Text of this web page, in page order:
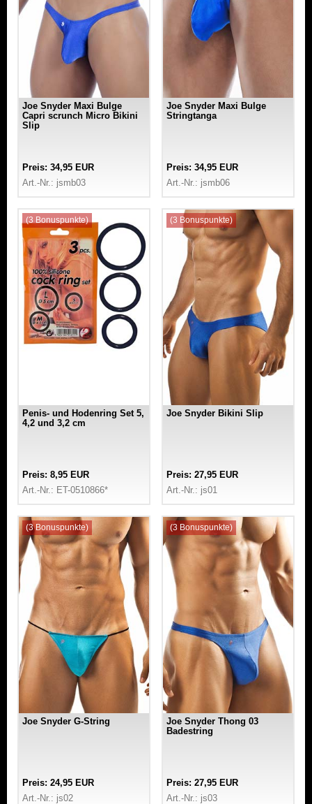
Joe Snyder Maxi Bulge
Capri scrunch Micro Bikini
Slip
Preis: 34,95 EUR
Art.-Nr.: jsmb03
Joe Snyder Maxi Bulge
Stringtanga
Preis: 34,95 EUR
Art.-Nr.: jsmb06
(3 Bonuspunkte)
Penis- und Hodenring Set 5,
4,2 und 3,2 cm
Preis: 8,95 EUR
Art.-Nr.: ET-0510866*
(3 Bonuspunkte)
Joe Snyder Bikini Slip
Preis: 27,95 EUR
Art.-Nr.: js01
(3 Bonuspunkte)
Joe Snyder G-String
Preis: 24,95 EUR
Art.-Nr.: js02
(3 Bonuspunkte)
Joe Snyder Thong 03
Badestring
Preis: 27,95 EUR
Art.-Nr.: js03